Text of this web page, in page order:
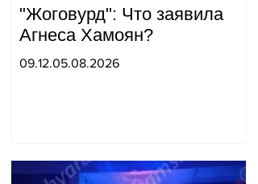
"Жоговурд": Что заявила
Агнеса Хамоян?
09.12.05.08.2026